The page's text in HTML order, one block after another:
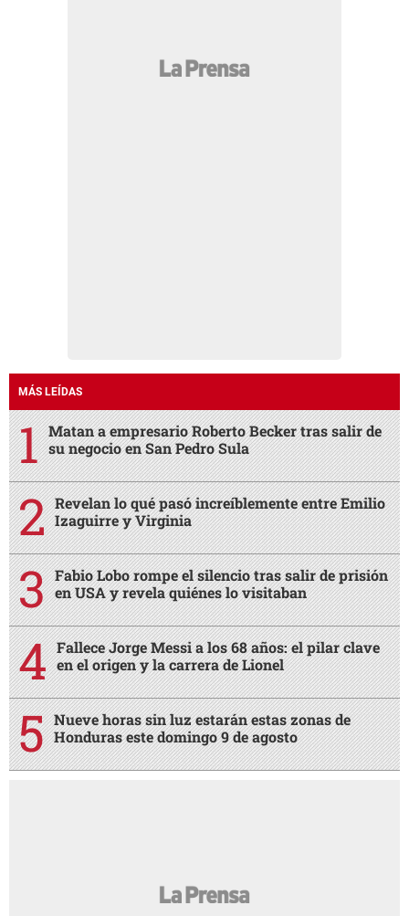
MÁS LEÍDAS
Matan a empresario Roberto Becker tras salir de
su negocio en San Pedro Sula
Revelan lo qué pasó increíblemente entre Emilio
Izaguirre y Virginia
Fabio Lobo rompe el silencio tras salir de prisión
en USA y revela quiénes lo visitaban
Fallece Jorge Messi a los 68 años: el pilar clave
en el origen y la carrera de Lionel
Nueve horas sin luz estarán estas zonas de
Honduras este domingo 9 de agosto